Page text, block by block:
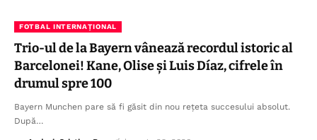
FOTBAL INTERNAȚIONAL
Trio-ul de la Bayern vânează recordul istoric al
Barcelonei! Kane, Olise și Luis Díaz, cifrele în
drumul spre 100
Bayern Munchen pare să fi găsit din nou rețeta succesului absolut.
După…